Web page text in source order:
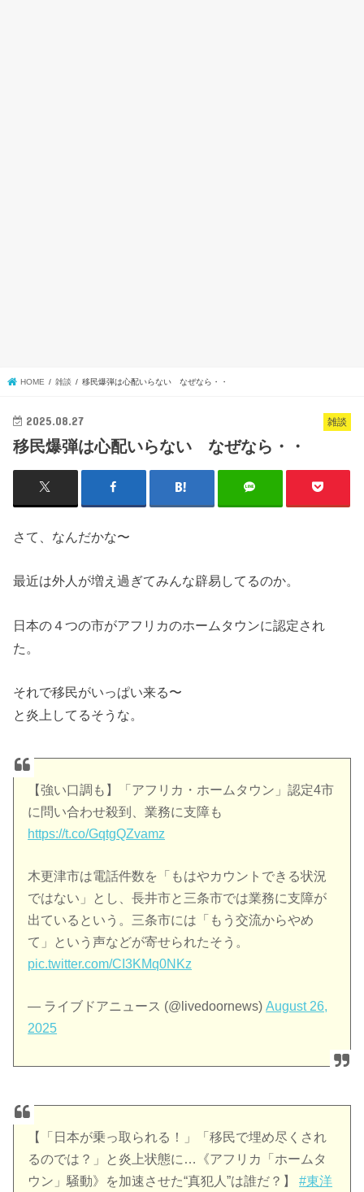
HOME 雑談 移民爆弾は心配いらない なぜなら・・
雑談
2025.08.27
移民爆弾は心配いらない なぜなら・・
さて、なんだかな〜
最近は外人が増え過ぎてみんな辟易してるのか。
日本の４つの市がアフリカのホームタウンに認定され
た。
それで移民がいっぱい来る〜
と炎上してるそうな。
【強い口調も】「アフリカ・ホームタウン」認定4市
に問い合わせ殺到、業務に支障も
https://t.co/GqtgQZvamz
木更津市は電話件数を「もはやカウントできる状況
ではない」とし、長井市と三条市では業務に支障が
出ているという。三条市には「もう交流からやめ
て」という声などが寄せられたそう。
pic.twitter.com/CI3KMq0NKz
— ライブドアニュース (@livedoornews)August 26,
2025
【「日本が乗っ取られる！」「移民で埋め尽くされ
るのでは？」と炎上状態に…《アフリカ「ホームタ
ウン」騒動》を加速させた“真犯人”は誰だ？】#東洋